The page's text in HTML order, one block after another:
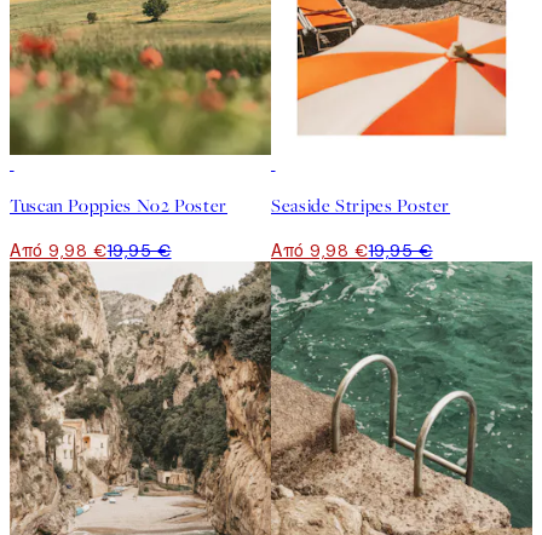
Tuscan Poppies No2 Poster
Από 9,98 €19,95 €
Seaside Stripes Poster
Από 9,98 €19,95 €